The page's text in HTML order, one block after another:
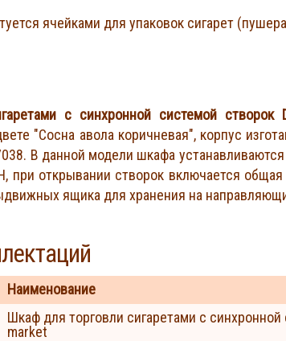
ячейками для упаковок сигарет
с синхронной системой створок
"Сосна авола коричневая", корпус
В данной модели шкафа
при открывании створок включается
ящика для хранения на
Наименование
Шкаф для торговли сигаретами с
market